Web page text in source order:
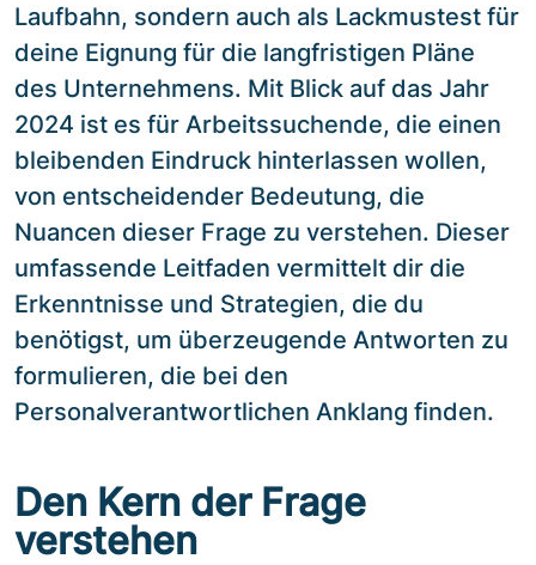
Laufbahn, sondern auch als Lackmustest für
deine Eignung für die langfristigen Pläne
des Unternehmens. Mit Blick auf das Jahr
2024 ist es für Arbeitssuchende, die einen
bleibenden Eindruck hinterlassen wollen,
von entscheidender Bedeutung, die
Nuancen dieser Frage zu verstehen. Dieser
umfassende Leitfaden vermittelt dir die
Erkenntnisse und Strategien, die du
benötigst, um überzeugende Antworten zu
formulieren, die bei den
Personalverantwortlichen Anklang finden.
Den Kern der Frage
verstehen